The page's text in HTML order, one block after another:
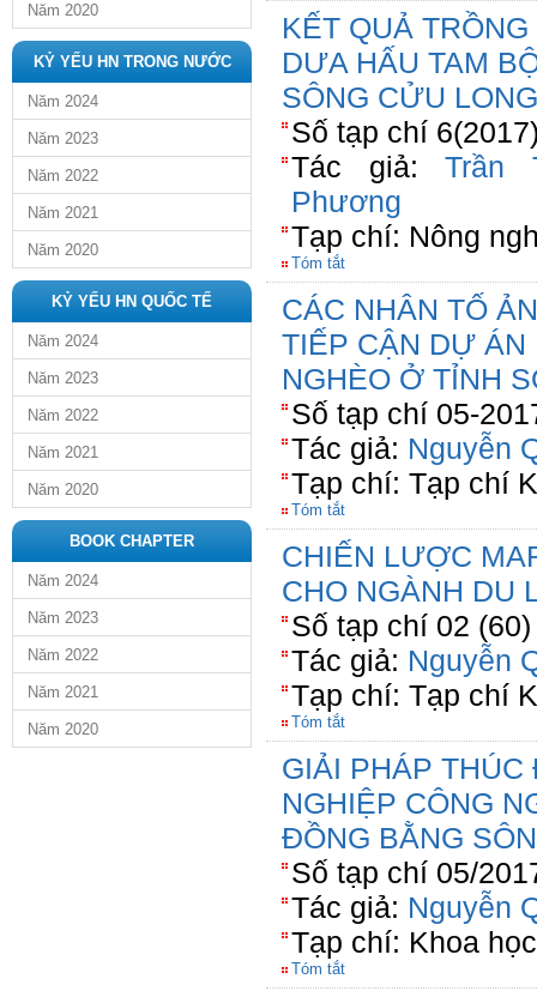
Năm 2020
KỶ YẾU HN TRONG NƯỚC
Năm 2024
Năm 2023
Năm 2022
Năm 2021
Năm 2020
KỶ YẾU HN QUỐC TẾ
Năm 2024
Năm 2023
Năm 2022
Năm 2021
Năm 2020
BOOK CHAPTER
Năm 2024
Năm 2023
Năm 2022
Năm 2021
Năm 2020
KẾT QUẢ
DƯA HẤU TAM
SÔNG CỬU LONG
Số tạp chí
Tác giả:Trần
Phương
Tạp chí: Nông
Tóm tắt
CÁC NHÂN TỐ
TIẾP CẬN DỰ ÁN
NGHÈO Ở TỈNH
Số tạp chí 05-
Tác giả: Nguyễn
Tạp chí: Tạp chí
Tóm tắt
CHIẾN LƯỢC
CHO NGÀNH DU
Số tạp chí 02
Tác giả: Nguyễn
Tạp chí: Tạp chí
Tóm tắt
GIẢI PHÁP
NGHIỆP CÔNG
ĐỒNG BẰNG
Số tạp chí 05/
Tác giả: Nguyễn
Tạp chí: Khoa
Tóm tắt